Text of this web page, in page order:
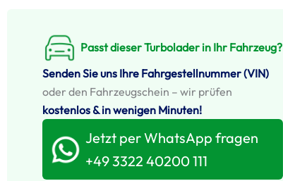
Passt dieser Turbolader in Ihr Fahrzeug?
Senden Sie uns Ihre Fahrgestellnummer (VIN)
oder den Fahrzeugschein – wir prüfen
kostenlos & in wenigen Minuten!
Jetzt per WhatsApp fragen
+49 3322 40200 111